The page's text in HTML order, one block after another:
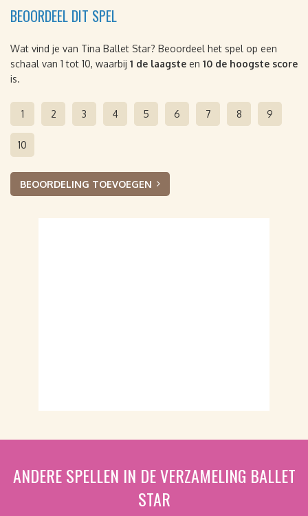
BEOORDEEL DIT SPEL
Wat vind je van Tina Ballet Star? Beoordeel het spel op een
schaal van 1 tot 10, waarbij 1 de laagste en 10 de hoogste score
is.
1 2 3 4 5 6 7 8 9
10
BEOORDELING TOEVOEGEN
ANDERE SPELLEN IN DE VERZAMELING BALLET
STAR